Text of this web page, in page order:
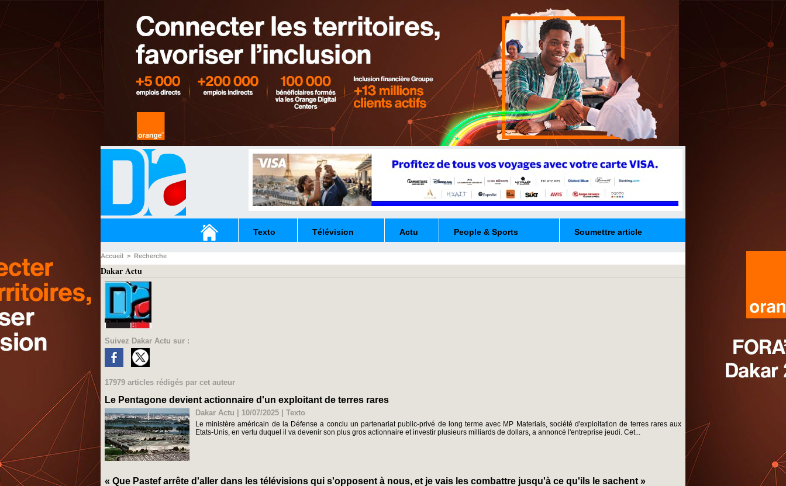
Texto Télévision Actu People & Sports Soumettre article
Accueil > Recherche
Dakar Actu
Suivez Dakar Actu sur :
17979 articles rédigés par cet auteur
Le Pentagone devient actionnaire d'un exploitant de terres rares
Dakar Actu | 10/07/2025 Texto
Le ministère américain de la Défense a conclu un partenariat public-privé de long terme avec MP Materials, société d'exploitation de terres rares aux
Etats-Unis, en vertu duquel il va devenir son plus gros actionnaire et investir plusieurs milliards de dollars, a annoncé l'entreprise jeudi. Cet...
« Que Pastef arrête d'aller dans les télévisions qui s'opposent à nous, et je vais les combattre jusqu'à ce qu'ils le sachent »